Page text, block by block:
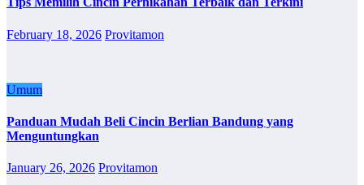
February 18, 2026 Provitamon
Umum
Panduan Mudah Beli Cincin Berlian Bandung yang
Menguntungkan
January 26, 2026 Provitamon